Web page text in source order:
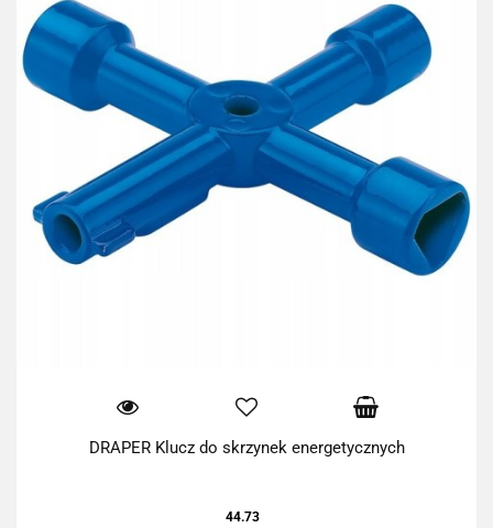
DRAPER Klucz do skrzynek energetycznych
44.73